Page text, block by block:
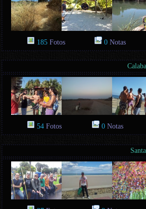
185 Fotos 0Notas
54 Fotos 0Notas